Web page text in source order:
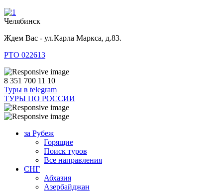
Челябинск
Ждем Вас - ул.Карла Маркса, д.83.
РТО 022613
8 351 700 11 10
Туры в telegram
ТУРЫ ПО РОССИИ
за Рубеж
Горящие
Поиск туров
Все направления
СНГ
Абхазия
Азербайджан